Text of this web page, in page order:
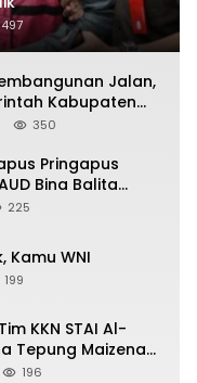
497
Jalan,
Kabupaten
350
Pringapus
Bina Balita
2026
225
Kamu WNI
199
KKN STAI Al-
Tepung Maizena
196